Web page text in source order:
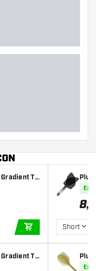
Tr
AÑADIR A LA
Tr
En
8,95
Short
En